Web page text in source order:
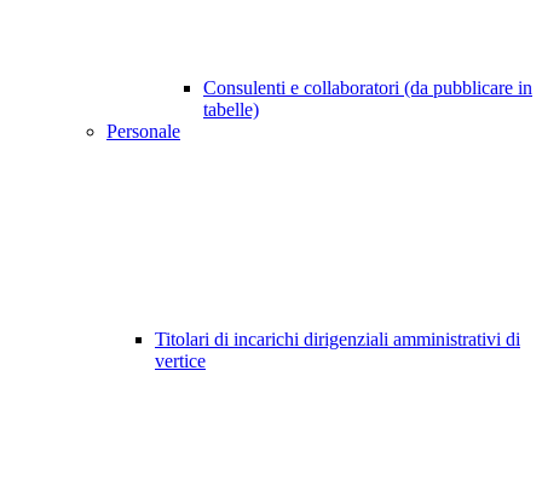
Consulenti e collaboratori (da pubblicare in
tabelle)
Personale
Titolari di incarichi dirigenziali amministrativi di
vertice